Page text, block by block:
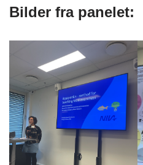
Bilder fra panelet: